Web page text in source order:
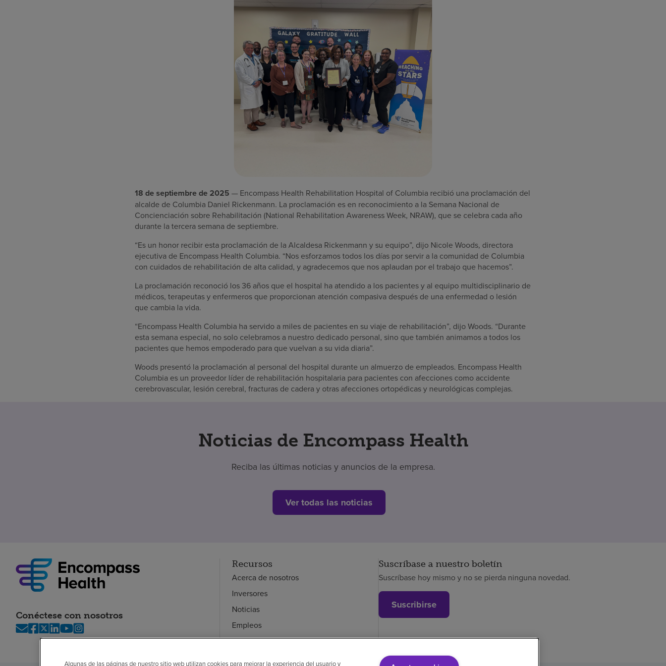
18 de septiembre de 2025 — Encompass Health Rehabilitation Hospital of Columbia recibió una proclamación del
alcalde de Columbia Daniel Rickenmann. La proclamación es en reconocimiento a la Semana Nacional de
Concienciación sobre Rehabilitación (National Rehabilitation Awareness Week, NRAW), que se celebra cada año
durante la tercera semana de septiembre.
“Es un honor recibir esta proclamación de la Alcaldesa Rickenmann y su equipo”, dijo Nicole Woods, directora
ejecutiva de Encompass Health Columbia. “Nos esforzamos todos los días por servir a la comunidad de Columbia
con cuidados de rehabilitación de alta calidad, y agradecemos que nos aplaudan por el trabajo que hacemos”.
La proclamación reconoció los 36 años que el hospital ha atendido a los pacientes y al equipo multidisciplinario de
médicos, terapeutas y enfermeros que proporcionan atención compasiva después de una enfermedad o lesión
que cambia la vida.
“Encompass Health Columbia ha servido a miles de pacientes en su viaje de rehabilitación”, dijo Woods. “Durante
esta semana especial, no solo celebramos a nuestro dedicado personal, sino que también animamos a todos los
pacientes que hemos empoderado para que vuelvan a su vida diaria”.
Woods presentó la proclamación al personal del hospital durante un almuerzo de empleados. Encompass Health
Columbia es un proveedor líder de rehabilitación hospitalaria para pacientes con afecciones como accidente
cerebrovascular, lesión cerebral, fracturas de cadera y otras afecciones ortopédicas y neurológicas complejas.
Noticias de Encompass Health
Reciba las últimas noticias y anuncios de la empresa.
Ver todas las noticias
Conéctese con nosotros
Recursos
Acerca de nosotros
Inversores
Noticias
Empleos
Empleados
Suscríbase a nuestro boletín
Suscríbase hoy mismo y no se pierda ninguna novedad.
Suscribirse
Algunas de las páginas de nuestro sitio web utilizan cookies para mejorar la experiencia del usuario y